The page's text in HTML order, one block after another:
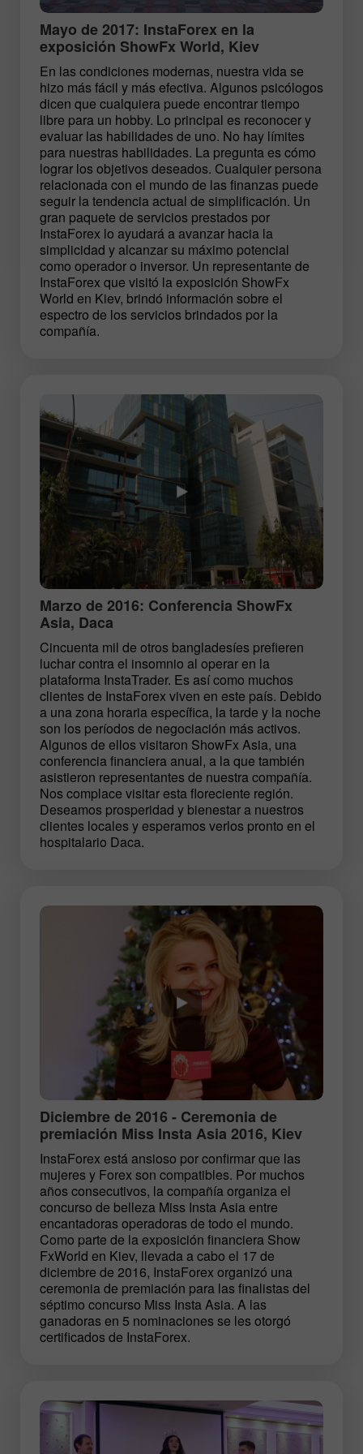
Mayo de 2017: InstaForex en la
exposición ShowFx World, Kiev
En las condiciones modernas, nuestra vida se
hizo más fácil y más efectiva. Algunos psicólogos
dicen que cualquiera puede encontrar tiempo
libre para un hobby. Lo principal es reconocer y
evaluar las habilidades de uno. No hay límites
para nuestras habilidades. La pregunta es cómo
lograr los objetivos deseados. Cualquier persona
relacionada con el mundo de las finanzas puede
seguir la tendencia actual de simplificación. Un
gran paquete de servicios prestados por
InstaForex lo ayudará a avanzar hacia la
simplicidad y alcanzar su máximo potencial
como operador o inversor. Un representante de
InstaForex que visitó la exposición ShowFx
World en Kiev, brindó información sobre el
espectro de los servicios brindados por la
compañía.
Marzo de 2016: Conferencia ShowFx
Asia, Daca
Cincuenta mil de otros bangladesíes prefieren
luchar contra el insomnio al operar en la
plataforma InstaTrader. Es así como muchos
clientes de InstaForex viven en este país. Debido
a una zona horaria específica, la tarde y la noche
son los períodos de negociación más activos.
Algunos de ellos visitaron ShowFx Asia, una
conferencia financiera anual, a la que también
asistieron representantes de nuestra compañía.
Nos complace visitar esta floreciente región.
Deseamos prosperidad y bienestar a nuestros
clientes locales y esperamos verlos pronto en el
hospitalario Daca.
Diciembre de 2016 - Ceremonia de
premiación Miss Insta Asia 2016, Kiev
InstaForex está ansioso por confirmar que las
mujeres y Forex son compatibles. Por muchos
años consecutivos, la compañía organiza el
concurso de belleza Miss Insta Asia entre
encantadoras operadoras de todo el mundo.
Como parte de la exposición financiera Show
FxWorld en Kiev, llevada a cabo el 17 de
diciembre de 2016, InstaForex organizó una
ceremonia de premiación para las finalistas del
séptimo concurso Miss Insta Asia. A las
ganadoras en 5 nominaciones se les otorgó
certificados de InstaForex.